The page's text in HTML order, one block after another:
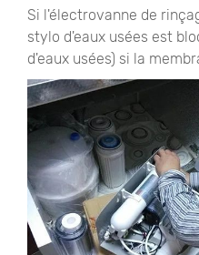
Si l'électrovanne de
stylo d'eaux usées est
d'eaux usées) si la